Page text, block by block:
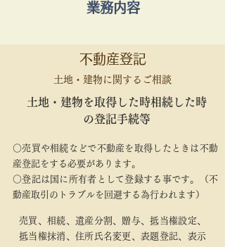
業務内容
不動産登記
土地・建物に関するご相談
土地・建物を取得した時相続した時
の登記手続等
○売買や相続などで不動産を取得したときは不動
産登記をする必要があります。
○登記は国に所有者として登録する事です。（不
動産取引のトラブルを回避する為行われます）
売買、相続、遺産分割、贈与、抵当権設定、
抵当権抹消、住所氏名変更、表題登記、表示